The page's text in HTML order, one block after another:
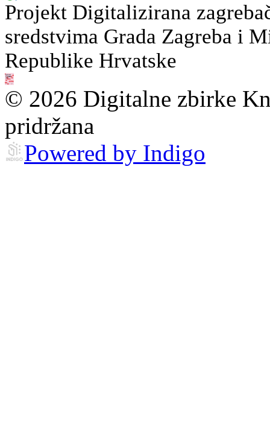
Projekt Digitalizirana
sredstvima Grada Zagreba i
Republike Hrvatske
© 2026 Digitalne zbirke
pridržana
Powered by Indigo